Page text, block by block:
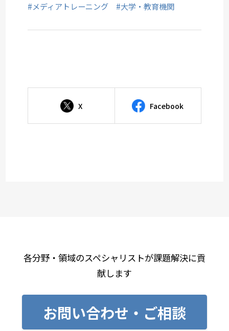
#メディアトレーニング
#大学・教育機関
X Facebook
各分野・領域のスペシャリストが課題解決に貢
献します
お問い合わせ・ご相談